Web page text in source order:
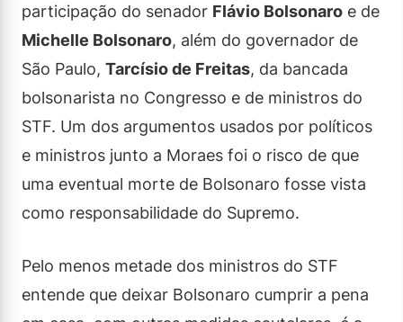
participação do senador Flávio Bolsonaro e de
Michelle Bolsonaro, além do governador de
São Paulo, Tarcísio de Freitas, da bancada
bolsonarista no Congresso e de ministros do
STF. Um dos argumentos usados por políticos
e ministros junto a Moraes foi o risco de que
uma eventual morte de Bolsonaro fosse vista
como responsabilidade do Supremo.
Pelo menos metade dos ministros do STF
entende que deixar Bolsonaro cumprir a pena